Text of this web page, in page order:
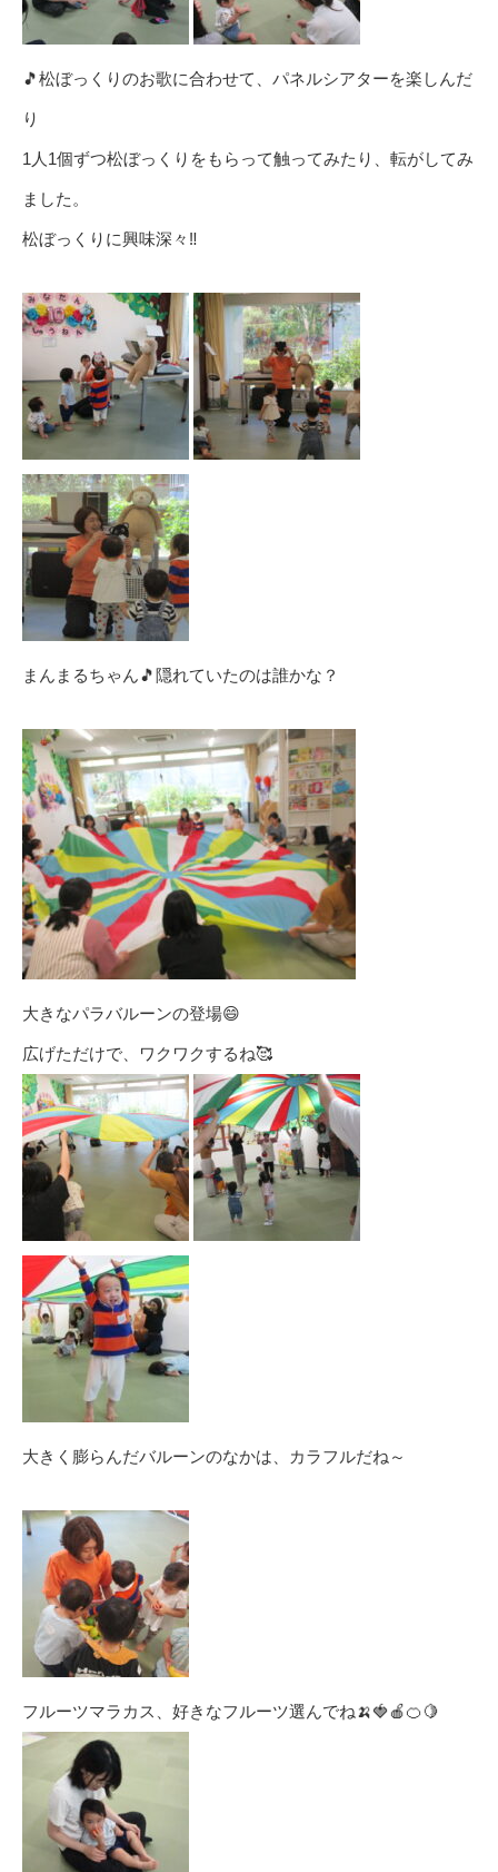
🎵松ぼっくりのお歌に合わせて、パネルシアターを楽しんだ
り
1人1個ずつ松ぼっくりをもらって触ってみたり、転がしてみ
ました。
松ぼっくりに興味深々‼️
まんまるちゃん🎵隠れていたのは誰かな？
大きなパラバルーンの登場😄
広げただけで、ワクワクするね🥰
大きく膨らんだバルーンのなかは、カラフルだね～
フルーツマラカス、好きなフルーツ選んでね🍌🍓🍎🍊🍋